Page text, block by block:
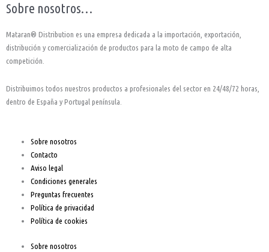
c
e
b
o
o
k
-
f
s
t
a
g
r
a
m
u
t
u
b
Sobre nosotros…
Mataran® Distribution es una empresa dedicada a la importación, exportación,
distribución y comercialización de productos para la moto de campo de alta
competición.
Distribuimos todos nuestros productos a profesionales del sector en 24/48/72 horas,
dentro de España y Portugal península.
Sobre nosotros
Contacto
Aviso legal
Condiciones generales
Preguntas frecuentes
Política de privacidad
Política de cookies
Sobre nosotros